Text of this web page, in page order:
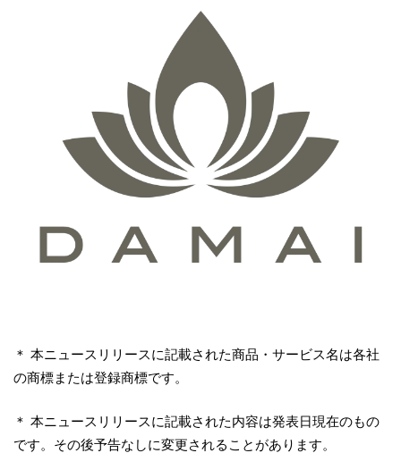
＊ 本ニュースリリースに記載された商品・サービス名は各社
の商標または登録商標です。
＊ 本ニュースリリースに記載された内容は発表日現在のもの
です。その後予告なしに変更されることがあります。